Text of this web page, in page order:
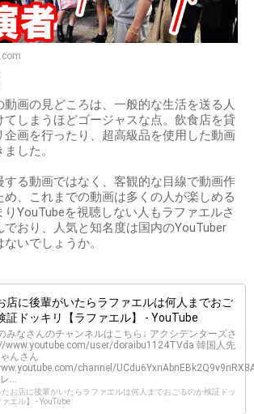
画の見どころは、一般的な生活を送る人
てしまうほどゴージャスな点。飲食店を貸
企画を行ったり、超高級品を使用した動画
した。
する動画ではなく、客観的な目線で動画作
め、これまでの動画は多くの人が楽しめる
YouTubeを視聴しない人もラファエルさ
でおり、人気と知名度は国内のYouTuber
いでしょうか。
店に後輩がいたらラファエルは何人までおご
証ドッキリ【ラファエル】 - YouTube
みなさんのチャンネルはこちら↓ アクシデンターズさ
www.youtube.com/user/doraibu1124TVda 韓国人先
んさん
channel/
...
お店に後輩がいたらラファエルは何人までおごるのか検証ドッ
エル】 - YouTube